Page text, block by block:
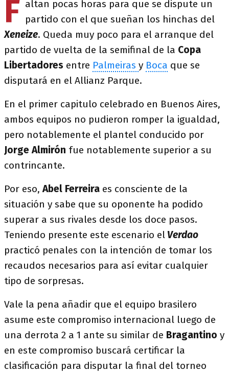
F altan pocas horas para que se dispute un
partido con el que sueñan los hinchas del
Xeneize. Queda muy poco para el arranque del
partido de vuelta de la semifinal de la Copa
Libertadores entre Palmeiras y Boca que se
disputará en el Allianz Parque.
En el primer capitulo celebrado en Buenos Aires,
ambos equipos no pudieron romper la igualdad,
pero notablemente el plantel conducido por
Jorge Almirón fue notablemente superior a su
contrincante.
Por eso,Abel Ferreira es consciente de la
situación y sabe que su oponente ha podido
superar a sus rivales desde los doce pasos.
Teniendo presente este escenario el Verdao
practicó penales con la intención de tomar los
recaudos necesarios para así evitar cualquier
tipo de sorpresas.
Vale la pena añadir que el equipo brasilero
asume este compromiso internacional luego de
una derrota 2 a 1 ante su similar de Bragantino y
en este compromiso buscará certificar la
clasificación para disputar la final del torneo